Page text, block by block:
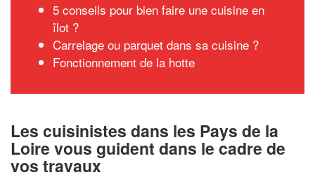
5 conseils pour bien faire une cuisine en
îlot ?
Carrelage ou parquet dans sa cuisine ?
Fonctionnement de la hotte
Les cuisinistes dans les Pays de la
Loire vous guident dans le cadre de
vos travaux